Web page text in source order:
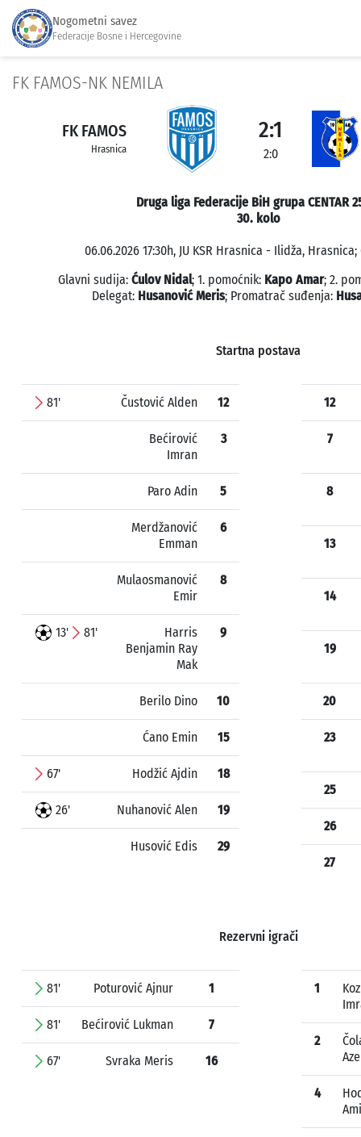
Nogometni savez
Federacije Bosne i Hercegovine
FK FAMOS-NK NEMILA
FK FAMOS
Hrasnica
2:1
2:0
Druga liga Federacije BiH grupa CENTAR
30. kolo
06.06.2026 17:30h, JU KSR Hrasnica - Ilidža,
Glavni sudija: Ćulov Nidal; 1. pomoćnik: Kapo Amar; 2.
Delegat: Husanović Meris; Promatrač suđenja:
Startna postava
81' Čustović Alden 12
Bećirović
Imran
3
Paro Adin 5
Merdžanović
Emman
6
Mulaosmanović
Emir
8
13' 81'
Harris
Benjamin Ray
Mak
9
Berilo Dino 10
Ćano Emin 15
67' Hodžić Ajdin 18
26' Nuhanović Alen 19
Husović Edis 29
12
7
8
13
14
19
20
23
25
26
27
Rezervni igrači
81' Poturović Ajnur 1
81' Bećirović Lukman 7
67' Svraka Meris 16
1
2
4